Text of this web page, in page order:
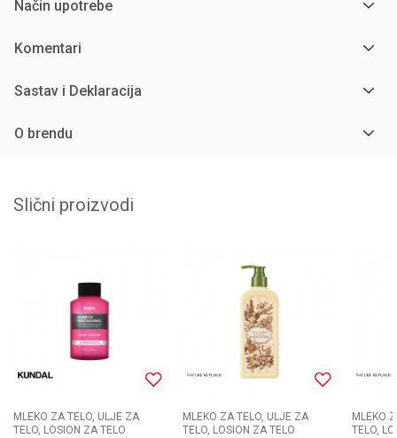
Način upotrebe
Komentari
Sastav i Deklaracija
O brendu
Slični proizvodi
MLEKO ZA TELO, ULJE ZA
TELO, LOSION ZA TELO
MLEKO ZA TELO, ULJE ZA
TELO, LOSION ZA TELO
MLEKO
TELO,